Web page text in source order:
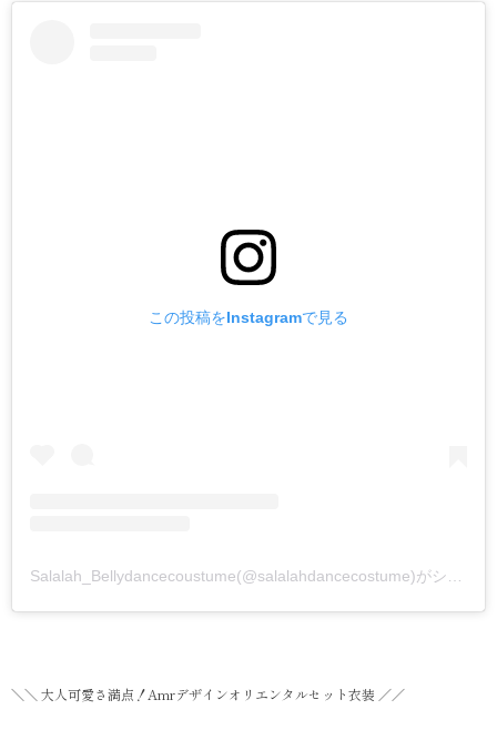
この投稿をInstagramで見る
Salalah_Bellydancecoustume(@salalahdancecostume)がシェアした投稿
＼＼ 大人可愛さ満点！Amrデザインオリエンタルセット衣装 ／／